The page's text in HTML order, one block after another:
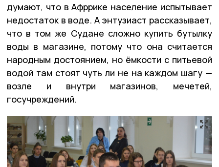
думают, что в Афррике население испытывает
недостаток в воде. А энтузиаст рассказывает,
что в том же Судане сложно купить бутылку
воды в магазине, потому что она считается
народным достоянием, но ёмкости с питьевой
водой там стоят чуть ли не на каждом шагу —
возле и внутри магазинов, мечетей,
госучреждений.